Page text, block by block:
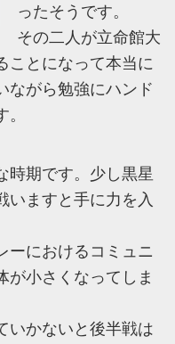
ったそうです。
その二人が立命館大
ことになって本当に
ながら勉強にハンド
時期です。少し黒星
いますと手に力を入
ーにおけるコミュニ
が小さくなってしま
いかないと後半戦は